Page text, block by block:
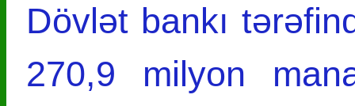
Dövlət bankı
270,9 milyon